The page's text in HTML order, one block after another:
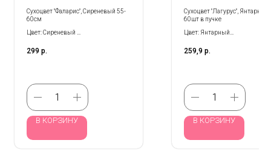
Сухоцвет "Фаларис", Сиреневый 55-
60см
Цвет: Сиреневый
299 р.
В КОРЗИНУ
Сухоцвет "Лагурус",
60шт в пучке
Цвет: Янтарный
Кол-во в уп.: 60 шт
259,9 р.
В КОРЗИНУ